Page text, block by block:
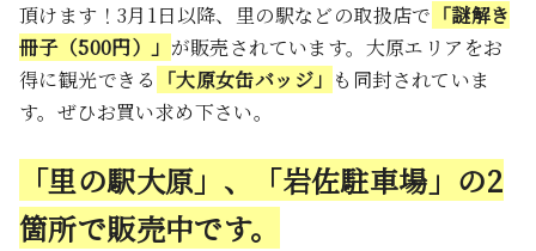
頂けます！3月1日以降、里の駅などの取扱店で 「謎解き
冊子（500円）」 が販売されています。大原エリアをお
得に観光できる
「大原女缶バッジ」 も同封されていま
す。ぜひお買い求め下さい。
「里の駅大原」、「岩佐駐車場」の2
箇所で販売中です。